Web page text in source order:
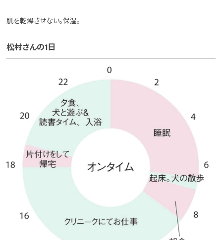
肌を乾燥させない。保湿。
松村さんの1日